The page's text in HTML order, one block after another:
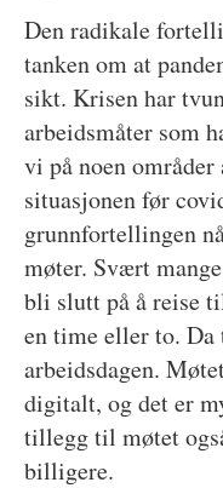
Den radikale
tanken om at
sikt. Krisen har
arbeidsmåter som
vi på noen
situasjonen før
grunnfortellingen
møter. Svært
bli slutt på å reise
en time eller to. Da
arbeidsdagen.
digitalt, og det er
tillegg til møtet
billigere.